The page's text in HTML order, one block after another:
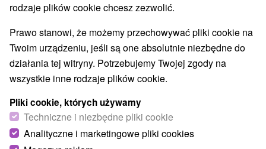
rodzaje plików cookie chcesz zezwolić.
Prawo stanowi, że możemy przechowywać pliki cookie na
Twoim urządzeniu, jeśli są one absolutnie niezbędne do
działania tej witryny. Potrzebujemy Twojej zgody na
wszystkie inne rodzaje plików cookie.
Pliki cookie, których używamy
Techniczne i niezbędne pliki cookie
Analityczne i marketingowe pliki cookies